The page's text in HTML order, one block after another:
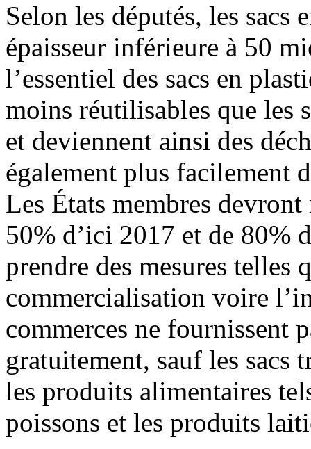
Selon les députés, les sacs
épaisseur inférieure à 50
l’essentiel des sacs en
moins réutilisables que les
et deviennent ainsi des
également plus facilement
Les États membres
50% d’ici 2017 et de 80%
prendre des mesures
commercialisation voire
commerces ne fournissent
gratuitement, sauf les sacs
les produits alimentaires
poissons et les produits